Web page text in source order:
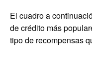
El cuadro a
de crédito más
tipo de recompensas